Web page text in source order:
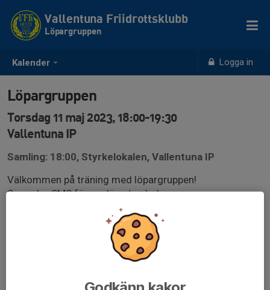
Kalender Logga in
Vallentuna Friidrottsklubb
Löpargruppen
Löpargruppen
Torsdag 11 maj 2023, 18:00-19:30
Vallentuna IP
Samling: 18:00, Styrkelokalen, Vallentuna IP
Välkommen på träning med löpargruppen!
Se vecko-SMS för upplägg/underlag.